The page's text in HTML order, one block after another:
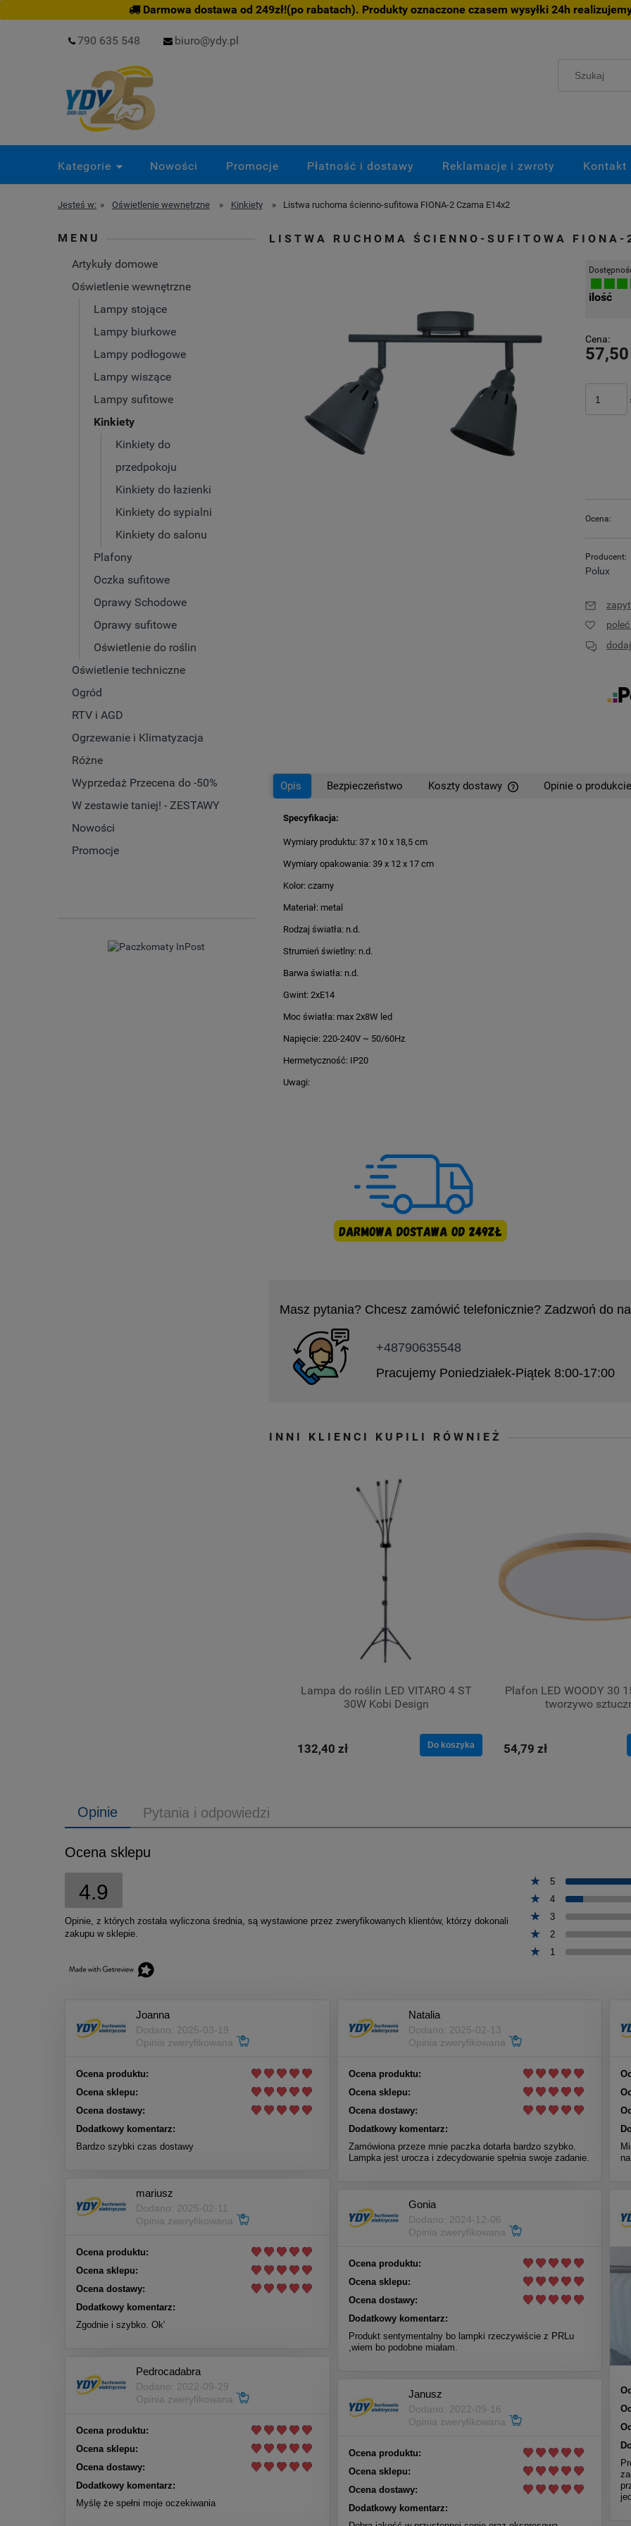
Darmowa dostawa od 249zł!(po rabatach). Produkty oznaczone czasem wysyłki 24h
790 635 548 biuro@ydy.pl
Kategorie Nowości Promocje Płatność i dostawy Reklamacje i zwroty Kontakt
Jesteś w: » Oświetlenie wewnętrzne » Kinkiety » Listwa ruchoma ścienno-sufitowa FIONA-2 Czarna E14x2
MENU
Artykuły domowe
Oświetlenie wewnętrzne
Lampy stojące
Lampy biurkowe
Lampy podłogowe
Lampy wiszące
Lampy sufitowe
Kinkiety
Kinkiety do
przedpokoju
Kinkiety do łazienki
Kinkiety do sypialni
Kinkiety do salonu
Plafony
Oczka sufitowe
Oprawy Schodowe
Oprawy sufitowe
Oświetlenie do roślin
Oświetlenie techniczne
Ogród
RTV i AGD
Ogrzewanie i Klimatyzacja
Różne
Wyprzedaż Przecena do -50%
W zestawie taniej! - ZESTAWY
Nowości
Promocje
LISTWA RUCHOMA ŚCIENNO-SUFITOWA
ilość
Cena:
57,50
Ocena:
Producent:
Polux
Opis Bezpieczeństwo Koszty dostawy Opinie o
Specyfikacja:
Wymiary produktu: 37 x 10 x 18,5 cm
Wymiary opakowania: 39 x 12 x 17 cm
Kolor: czarny
Materiał: metal
Rodzaj światła: n.d.
Strumień świetlny: n.d.
Barwa światła: n.d.
Gwint: 2xE14
Moc światła: max 2x8W led
Napięcie: 220-240V ~ 50/60Hz
Hermetyczność: IP20
Uwagi:
Masz pytania? Chcesz zamówić telefonicznie? Zadzwoń do
+48790635548
Pracujemy Poniedziałek-Piątek 8:00-17:00
INNI KLIENCI KUPILI RÓWNIEŻ
Lampa do roślin LED VITARO 4 ST
30W Kobi Design
132,40 zł Do koszyka
Plafon LED WOODY 30
tworzywo
54,79 zł
Opinie Pytania i odpowiedzi
Ocena sklepu
4.9
Opinie, z których została wyliczona średnia, są wystawione przez zweryfikowanych klientów, którzy dokonali
zakupu w sklepie.
5
4
3
2
1
Joanna
Dodano: 2025-03-19
Opinia zweryfikowana
Ocena produktu:
Ocena sklepu:
Ocena dostawy:
Dodatkowy komentarz:
Bardzo szybki czas dostawy
Natalia
Dodano: 2025-02-13
Opinia zweryfikowana
Ocena produktu:
Ocena sklepu:
Ocena dostawy:
Dodatkowy komentarz:
Zamówiona przeze mnie paczka dotarła bardzo szybko.
Lampka jest urocza i zdecydowanie spełnia swoje zadanie.
mariusz
Dodano: 2025-02-11
Opinia zweryfikowana
Ocena produktu:
Ocena sklepu:
Ocena dostawy:
Dodatkowy komentarz:
Zgodnie i szybko. Ok'
Gonia
Dodano: 2024-12-06
Opinia zweryfikowana
Ocena produktu:
Ocena sklepu:
Ocena dostawy:
Dodatkowy komentarz:
Produkt sentymentalny bo lampki rzeczywiście z PRLu
,wiem bo podobne miałam.
Pedrocadabra
Dodano: 2022-09-29
Opinia zweryfikowana
Ocena produktu:
Ocena sklepu:
Ocena dostawy:
Dodatkowy komentarz:
Myślę że spełni moje oczekiwania
Janusz
Dodano: 2022-09-16
Opinia zweryfikowana
Ocena produktu:
Ocena sklepu:
Ocena dostawy:
Dodatkowy komentarz: